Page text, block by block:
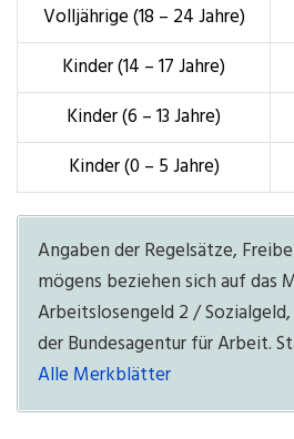
Voll­jäh­ri­ge (18 – 24 Jahre)
Kin­der (14 – 17 Jahre)
Kin­der (6 – 13 Jahre)
Kin­der (0 – 5 Jahre)
Anga­ben der Regel­sät­ze,
mö­gens bezie­hen sich auf das
Arbeits­lo­sen­geld 2 /
der Bun­des­agen­tur für Arbeit.
Alle Merk­blät­ter